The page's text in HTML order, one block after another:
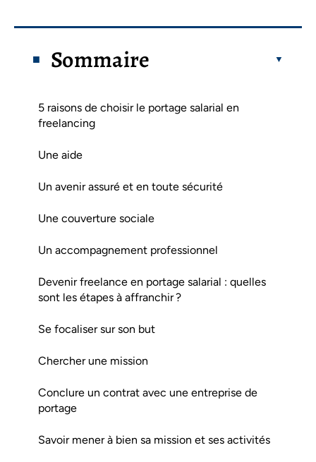
Sommaire
5 raisons de choisir le portage salarial en
freelancing
Une aide
Un avenir assuré et en toute sécurité
Une couverture sociale
Un accompagnement professionnel
Devenir freelance en portage salarial : quelles
sont les étapes à affranchir ?
Se focaliser sur son but
Chercher une mission
Conclure un contrat avec une entreprise de
portage
Savoir mener à bien sa mission et ses activités